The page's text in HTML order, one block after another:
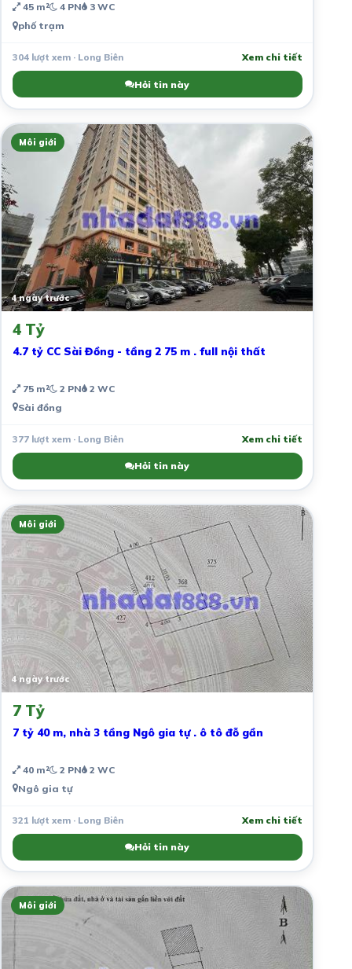
45 m² 4 PN 3 WC
phố trạm
304 lượt xem · Long Biên Xem chi tiết
Hỏi tin này
Môi giới
4 ngày trước
4 Tỷ
4.7 tỷ CC Sài Đồng - tầng 2 75 m . full nội thất
75 m² 2 PN 2 WC
Sài đồng
377 lượt xem · Long Biên Xem chi tiết
Hỏi tin này
Môi giới
4 ngày trước
7 Tỷ
7 tỷ 40 m, nhà 3 tầng Ngô gia tự . ô tô đỗ gần
40 m² 2 PN 2 WC
Ngô gia tự
321 lượt xem · Long Biên Xem chi tiết
Hỏi tin này
Môi giới